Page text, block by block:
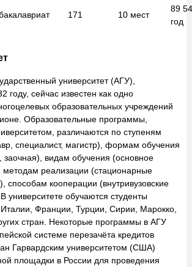
171 10 мест
89
год
университет (АГУ),
году, сейчас известен как одно
образовательных учреждений
Образовательные программы,
различаются по ступеням
специалист, магистр), формам обучения
заочная), видам обучения (основное
методам реализации (стационарные
способам кооперации (внутривузовские
университете обучаются студенты
Франции, Турции, Сирии, Марокко,
стран. Некоторые программы в АГУ
системе перезачёта кредитов
Гарвардским университетом (США)
площадки в России для проведения